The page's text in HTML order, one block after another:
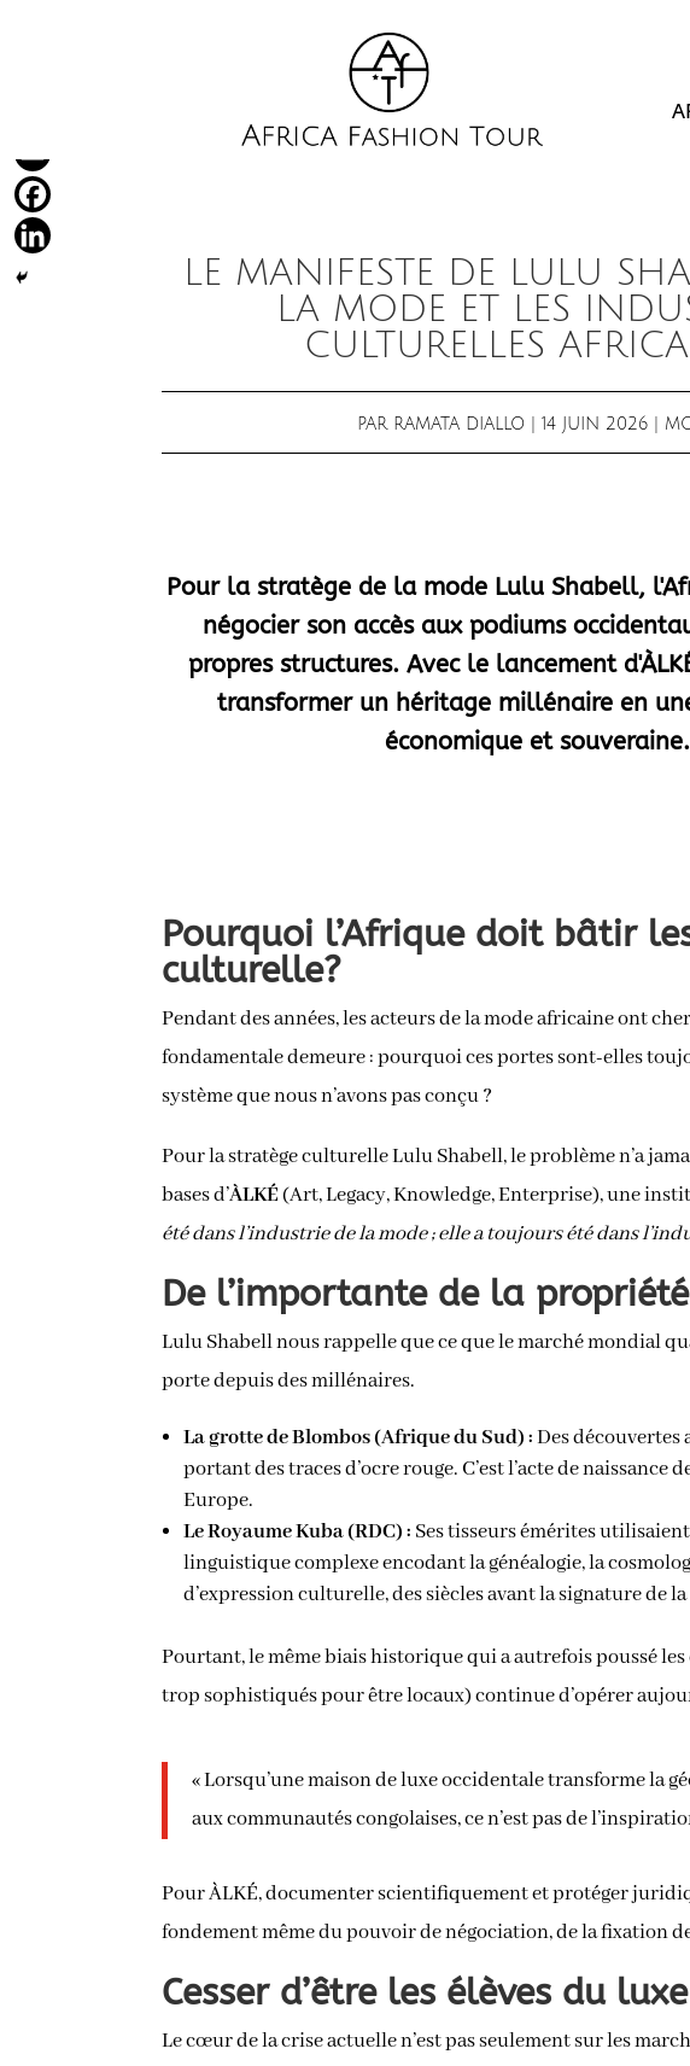
LE MANIFESTE DE LULU
LA MODE ET LES
CULTURELLES
PAR RAMATA DIALLO |14 JUIN 2026
Pour la stratège de la mode Lulu Shabell,
négocier son accès aux podiums
propres structures. Avec le lancement
transformer un héritage millénaire en
économique et souveraine.
Pourquoi l’Afrique doit bâtir
culturelle?
Pendant des années, les acteurs de la mode africaine ont
fondamentale demeure : pourquoi ces portes sont-elles
système que nous n’avons pas conçu ?
Pour la stratège culturelle Lulu Shabell, le problème n’a
bases d’ÀLKÉ(Art, Legacy, Knowledge, Enterprise), une
été dans l’industrie de la mode ; elle a toujours été dans
De l’importante de la
Lulu Shabell nous rappelle que ce que le marché mondial
porte depuis des millénaires.
La grotte de Blombos (Afrique du Sud) :Des découvertes
portant des traces d’ocre rouge. C’est l’acte de
Europe.
Le Royaume Kuba (RDC) : Ses tisseurs émérites
linguistique complexe encodant la généalogie, la
d’expression culturelle, des siècles avant la signature de
Pourtant, le même biais historique qui a autrefois poussé
trop sophistiqués pour être locaux) continue d’opérer
« Lorsqu’une maison de luxe occidentale transforme la
aux communautés congolaises, ce n’est pas de
Pour ÀLKÉ, documenter scientifiquement et protéger
fondement même du pouvoir de négociation, de la fixation
Cesser d’être les élèves du luxe
Le cœur de la crise actuelle n’est pas seulement sur les